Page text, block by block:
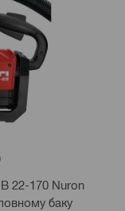
22-170 Nuron
баку